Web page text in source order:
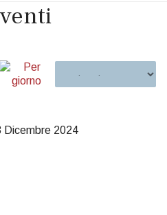
Dicembre 2024